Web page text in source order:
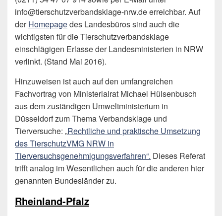
info@tierschutzverbandsklage-nrw.de erreichbar. Auf
derHomepagedes Landesbüros sind auch die
wichtigsten für die Tierschutzverbandsklage
einschlägigen Erlasse der Landesministerien in NRW
verlinkt. (Stand Mai 2016).
Hinzuweisen ist auch auf den umfangreichen
Fachvortrag von Ministerialrat Michael Hülsenbusch
aus dem zuständigen Umweltministerium in
Düsseldorf zum Thema Verbandsklage und
Tierversuche: „Rechtliche und praktische Umsetzung
des TierschutzVMG NRW in
Tierversuchsgenehmigungsverfahren“. Dieses Referat
trifft analog im Wesentlichen auch für die anderen hier
genannten Bundesländer zu.
Rheinland-Pfalz